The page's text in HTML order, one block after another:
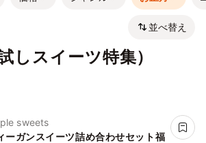
並べ替え
しスイーツ特集）
sweets
ーガンスイーツ詰め合わせセット福